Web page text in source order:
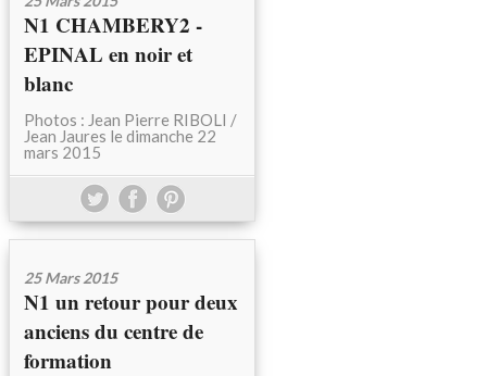
N1 CHAMBERY2 -
EPINAL en noir et
blanc
Photos : Jean Pierre RIBOLI /
Jean Jaures le dimanche 22
mars 2015
25 Mars 2015
N1 un retour pour deux
anciens du centre de
formation